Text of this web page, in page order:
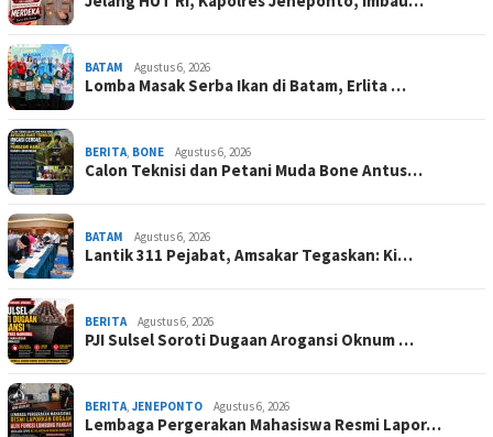
BATAM Agustus 6, 2026
Lomba Masak Serba Ikan di Batam, Erlita …
BERITA, BONE Agustus 6, 2026
Calon Teknisi dan Petani Muda Bone Antus…
BATAM Agustus 6, 2026
Lantik 311 Pejabat, Amsakar Tegaskan: Ki…
BERITA Agustus 6, 2026
PJI Sulsel Soroti Dugaan Arogansi Oknum …
BERITA, JENEPONTO Agustus 6, 2026
Lembaga Pergerakan Mahasiswa Resmi Lapor…